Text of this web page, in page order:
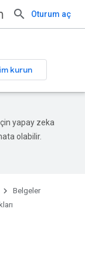
Oturum aç
kurun
yapay zeka
olabilir.
Belgeler